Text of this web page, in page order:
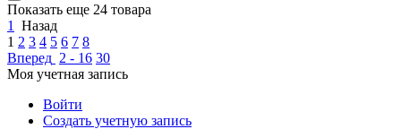
Показать еще 24 товара
1
Назад
1 2 3 4 5 6 7 8
Вперед 2 - 16 30
Моя учетная запись
Войти
Создать учетную запись